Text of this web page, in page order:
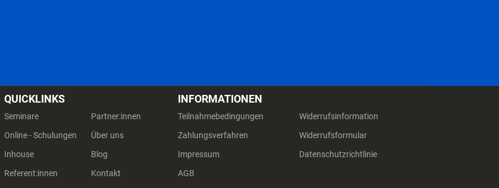
QUICKLINKS
Seminare
Online - Schulungen
Inhouse
Referent:innen
Partner:innen
Über uns
Blog
Kontakt
INFORMATIONEN
Teilnahmebedingungen
Zahlungsverfahren
Impressum
AGB
Widerrufsinformation
Widerrufsformular
Datenschutzrichtlinie